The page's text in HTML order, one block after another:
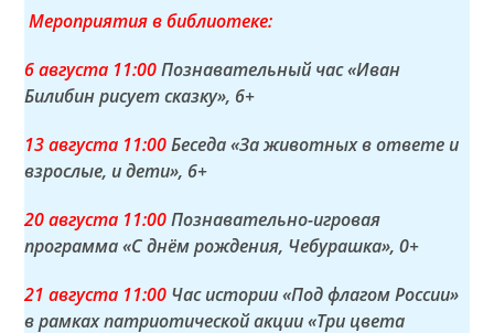
Мероприятия в библиотеке:
6 августа 11:00Познавательный час «Иван
Билибин рисует сказку», 6+
13 августа 11:00Беседа «За животных в ответе и
взрослые, и дети», 6+
20 августа 11:00Познавательно-игровая
программа «С днём рождения, Чебурашка», 0+
21 августа 11:00 Час истории «Под флагом России»
в рамках патриотической акции «Три цвета